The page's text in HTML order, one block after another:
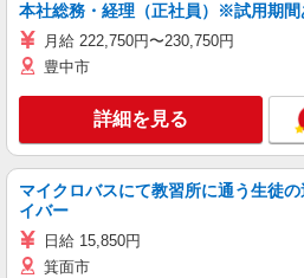
本社総務・経理（正社員）※試用期間
月給 222,750円〜230,750円
豊中市
詳細を見る
マイクロバスにて教習所に通う生徒の
イバー
日給 15,850円
箕面市